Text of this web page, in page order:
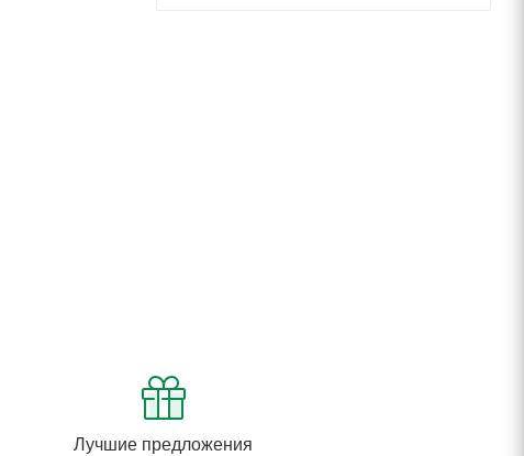
Лучшие предложения